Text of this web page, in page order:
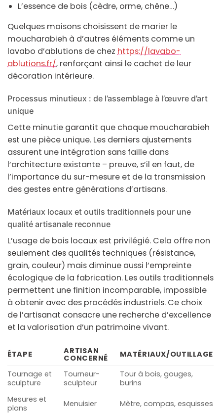
L’essence de bois (cèdre, orme, chêne…)
Quelques maisons choisissent de marier le
moucharabieh à d’autres éléments comme un
lavabo d’ablutions de chez https://lavabo-
ablutions.fr/, renforçant ainsi le cachet de leur
décoration intérieure.
Processus minutieux : de l’assemblage à l’œuvre d’art
unique
Cette minutie garantit que chaque moucharabieh
est une pièce unique. Les derniers ajustements
assurent une intégration sans faille dans
l’architecture existante – preuve, s’il en faut, de
l’importance du sur-mesure et de la transmission
des gestes entre générations d’artisans.
Matériaux locaux et outils traditionnels pour une
qualité artisanale reconnue
L’usage de bois locaux est privilégié. Cela offre non
seulement des qualités techniques (résistance,
grain, couleur) mais diminue aussi l’empreinte
écologique de la fabrication. Les outils traditionnels
permettent une finition incomparable, impossible
à obtenir avec des procédés industriels. Ce choix
de l’artisanat consacre une recherche d’excellence
et la valorisation d’un patrimoine vivant.
ÉTAPE ARTISAN
CONCERNÉ
MATÉRIAUX/OUTILLAGE
Tournage et
sculpture
Tourneur-
sculpteur
Tour à bois, gouges,
burins
Mesures et
plans
Menuisier Mètre, compas, esquisses